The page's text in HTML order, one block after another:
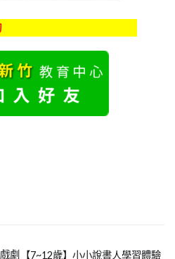
劇
【7~12歲】小小說書人學習體驗